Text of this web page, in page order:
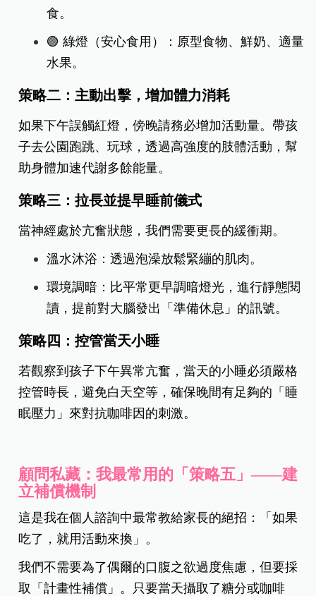
食。
🟢 綠燈（安心食用）：原型食物、鮮奶、適量
水果。
策略二：主動出擊，增加體力消耗
如果下午誤觸紅燈，傍晚請務必增加活動量。帶孩
子去公園跑跳、玩球，透過高強度的肢體活動，幫
助身體加速代謝多餘能量。
策略三：拉長並提早睡前儀式
當神經處於亢奮狀態，我們需要更長的緩衝期。
溫水沐浴：透過泡澡放鬆緊繃的肌肉。
環境調暗：比平常更早調暗燈光，進行靜態閱
讀，提前對大腦發出「準備休息」的訊號。
策略四：控管當天小睡
若觀察到孩子下午異常亢奮，當天的小睡必須嚴格
控管時長，避免白天空等，確保晚間有足夠的「睡
眠壓力」來對抗咖啡因的刺激。
顧問私藏：我最常用的「策略五」——建
立補償機制
這是我在個人諮詢中最常教給家長的絕招：「如果
吃了，就用活動來換」。
我們不需要為了偶爾的口腹之欲過度焦慮，但要採
取「計畫性補償」。只要當天攝取了糖分或咖啡